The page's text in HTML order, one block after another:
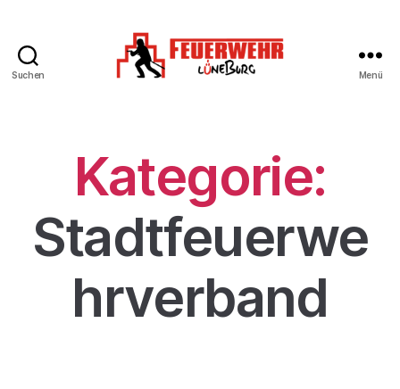
Suchen Menü
Kategorie:
Stadtfeuerwe
hrverband